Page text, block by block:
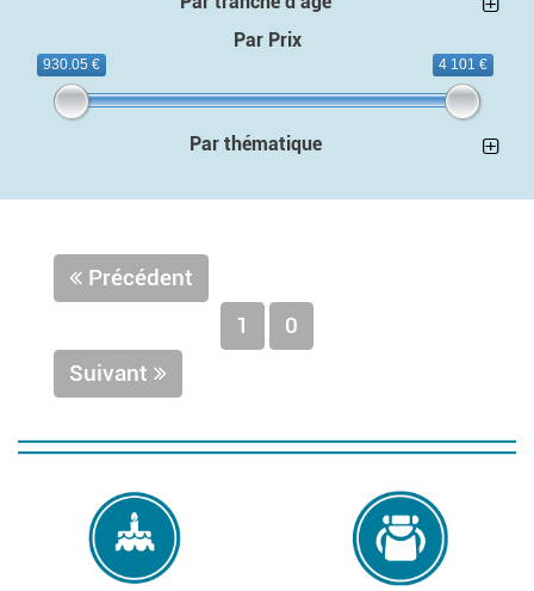
Par Prix
930.05 € 4 101 €
Par thématique
Précédent
1
0
Suivant